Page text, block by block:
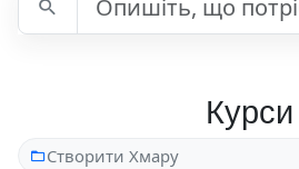
Курси
Створити Хмару